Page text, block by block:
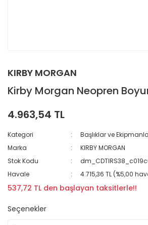
KIRBY MORGAN
Kirby Morgan Neopren
4.963,54 TL
Kategori
Başlıklar ve
Marka
KIRBY MORGAN
Stok Kodu
Havale
4.715,36 TL (%5,00
537,72 TL den başlayan taksitlerle!!
Seçenekler